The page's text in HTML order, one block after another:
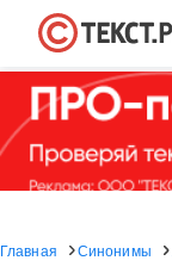
Главная Синонимы